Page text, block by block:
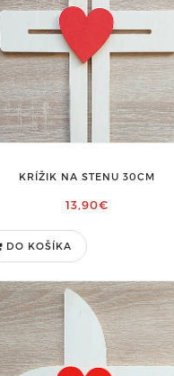
KRÍŽIK NA STENU 30CM
13,90€
DO KOŠÍKA